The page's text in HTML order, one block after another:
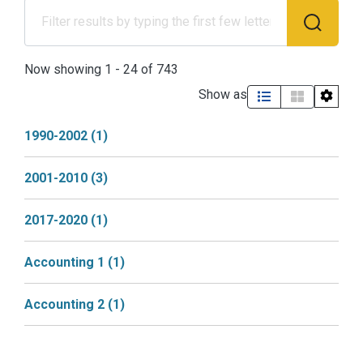
Now showing 1 - 24 of 743
Show as
1990-2002 (1)
2001-2010 (3)
2017-2020 (1)
Accounting 1 (1)
Accounting 2 (1)